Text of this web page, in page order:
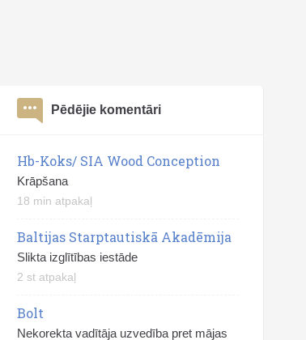
Pēdējie komentāri
Hb-Koks/ SIA Wood Conception
Krāpšana
18 min atpakaļ
Baltijas Starptautiskā Akadēmija
Slikta izglītības iestāde
2 st atpakaļ
Bolt
Nekorekta vadītāja uzvedība pret mājas